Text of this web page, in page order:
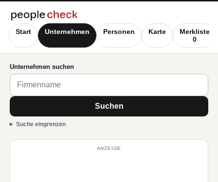
Start Unternehmen Personen Karte
Merkliste
0
Unternehmen suchen
Suchen
Suche eingrenzen
ANZEIGE